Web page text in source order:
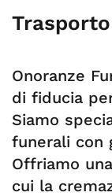
Onoranze
di fiducia
Siamo
funerali con
Offriamo
cui la